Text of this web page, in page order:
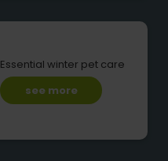
Essential winter pet care
see more